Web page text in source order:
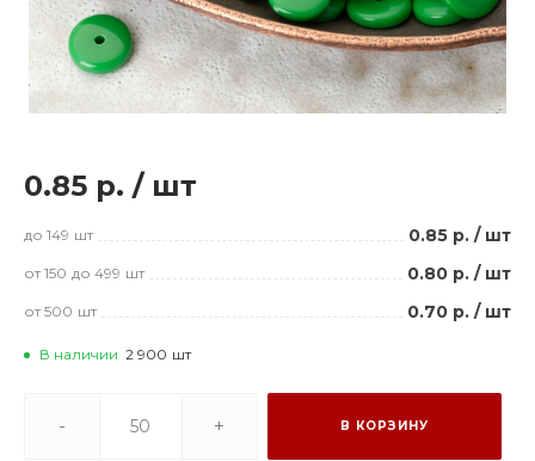
0.85 р. / шт
до 149 шт 0.85 р. / шт
от 150 до 499 шт 0.80 р. / шт
от 500 шт 0.70 р. / шт
В наличии 2 900 шт
- + В КОРЗИНУ